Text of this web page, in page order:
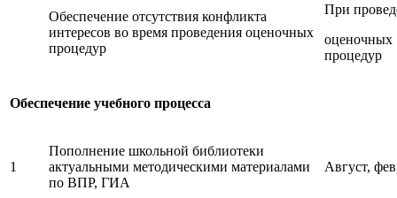
Обеспечение отсутствия конфликта
интересов во время проведения оценочных
процедур
При
оценочных
процедур
Обеспечение учебного процесса
1
Пополнение школьной библиотеки
актуальными методическими материалами
по ВПР, ГИА
Август,